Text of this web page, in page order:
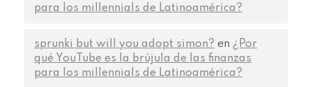
para los millennials de Latinoamérica?
sprunki but will you adopt simon? en ¿Por
qué YouTube es la brújula de las finanzas
para los millennials de Latinoamérica?